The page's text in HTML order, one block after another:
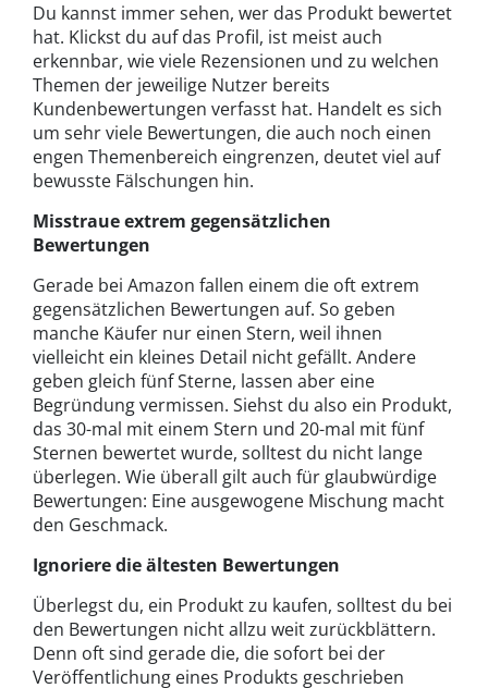
Du kannst immer sehen, wer das Produkt bewertet
hat. Klickst du auf das Profil, ist meist auch
erkennbar, wie viele Rezensionen und zu welchen
Themen der jeweilige Nutzer bereits
Kundenbewertungen verfasst hat. Handelt es sich
um sehr viele Bewertungen, die auch noch einen
engen Themenbereich eingrenzen, deutet viel auf
bewusste Fälschungen hin.
Misstraue extrem gegensätzlichen
Bewertungen
Gerade bei Amazon fallen einem die oft extrem
gegensätzlichen Bewertungen auf. So geben
manche Käufer nur einen Stern, weil ihnen
vielleicht ein kleines Detail nicht gefällt. Andere
geben gleich fünf Sterne, lassen aber eine
Begründung vermissen. Siehst du also ein Produkt,
das 30-mal mit einem Stern und 20-mal mit fünf
Sternen bewertet wurde, solltest du nicht lange
überlegen. Wie überall gilt auch für glaubwürdige
Bewertungen: Eine ausgewogene Mischung macht
den Geschmack.
Ignoriere die ältesten Bewertungen
Überlegst du, ein Produkt zu kaufen, solltest du bei
den Bewertungen nicht allzu weit zurückblättern.
Denn oft sind gerade die, die sofort bei der
Veröffentlichung eines Produkts geschrieben